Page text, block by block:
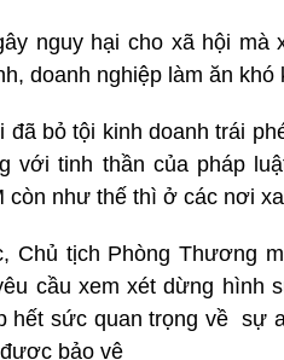
nguy hại cho xã hội
doanh nghiệp làm ăn khó
đã bỏ tội kinh doanh trái
với tinh thần của pháp
còn như thế thì ở các nơi
Chủ tịch Phòng Thương
cầu xem xét dừng hình
hết sức quan trọng về sự
bảo vệ